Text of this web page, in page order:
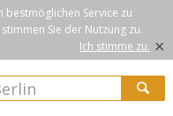
bestmöglichen Service zu
Sie der Nutzung zu.
Ich stimme zu. ×